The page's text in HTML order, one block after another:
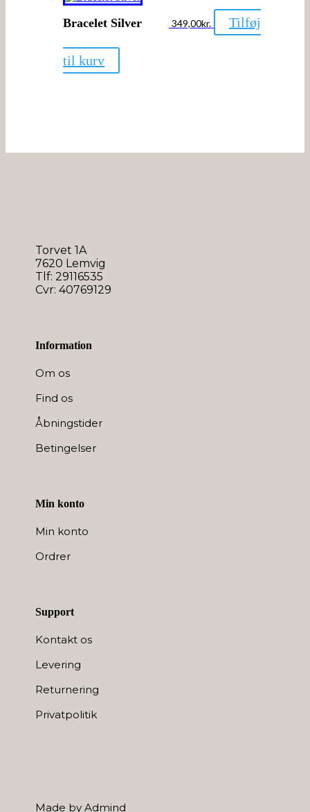
Bracelet Silver 349,00kr. Tilføj
til kurv
Torvet 1A
7620 Lemvig
Tlf: 29116535
Cvr: 40769129
Information
Om os
Find os
Åbningstider
Betingelser
Min konto
Min konto
Ordrer
Support
Kontakt os
Levering
Returnering
Privatpolitik
Made by Admind